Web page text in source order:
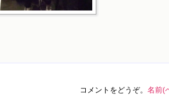
コメントをどうぞ。 名前(